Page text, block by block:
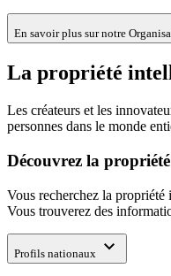
En savoir plus sur notre
La propriété
Les créateurs et les
personnes dans le monde
Découvrez la
Vous recherchez la
Vous trouverez des
Profils nationaux expand_more